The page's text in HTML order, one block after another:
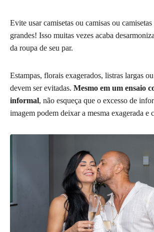
Evite usar camisetas ou camisas ou
grandes! Isso muitas vezes acaba
da roupa de seu par.
Estampas, florais exagerados, listras largas
devem ser evitadas. Mesmo em um ensaio
informal, não esqueça que o excesso de
imagem podem deixar a mesma exagerada e